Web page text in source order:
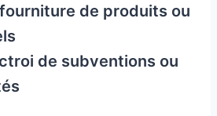
de produits ou
de subventions ou